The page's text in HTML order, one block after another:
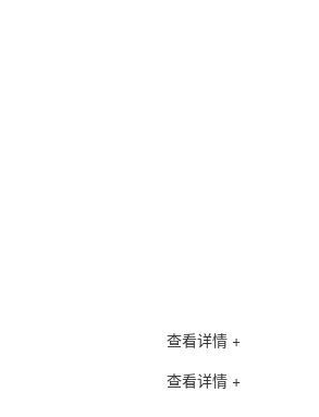
查看详情 +
查看详情 +